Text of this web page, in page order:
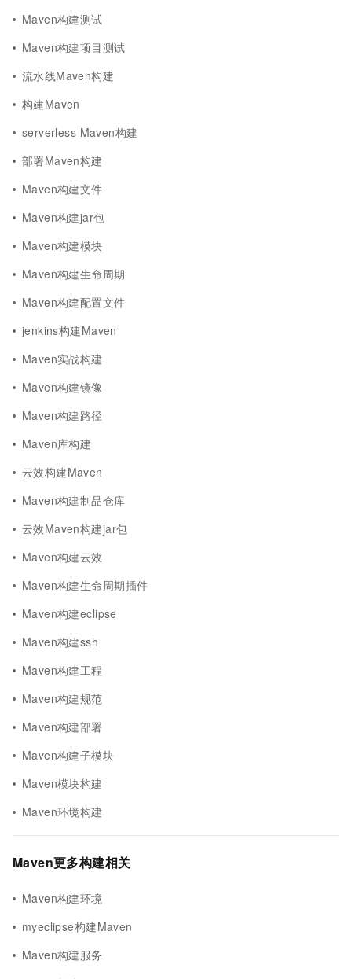
Maven构建测试
Maven构建项目测试
流水线Maven构建
构建Maven
serverless Maven构建
部署Maven构建
Maven构建文件
Maven构建jar包
Maven构建模块
Maven构建生命周期
Maven构建配置文件
jenkins构建Maven
Maven实战构建
Maven构建镜像
Maven构建路径
Maven库构建
云效构建Maven
Maven构建制品仓库
云效Maven构建jar包
Maven构建云效
Maven构建生命周期插件
Maven构建eclipse
Maven构建ssh
Maven构建工程
Maven构建规范
Maven构建部署
Maven构建子模块
Maven模块构建
Maven环境构建
Maven更多构建相关
Maven构建环境
myeclipse构建Maven
Maven构建服务